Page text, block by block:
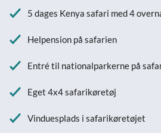
5 dages Kenya safari med 4
Helpension på safarien
Entré til nationalparkerne på
Eget 4x4 safarikøretøj
Vinduesplads i safarikøretøjet